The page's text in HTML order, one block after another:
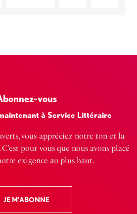
vous
à Service Littéraire
vous appréciez notre ton et la
pour vous que nous avons placé
exigence au plus haut.
JE M'ABONNE